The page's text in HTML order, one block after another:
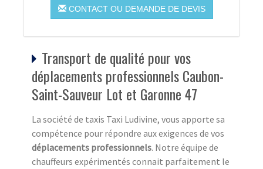
CONTACT OU DEMANDE DE DEVIS
Transport de qualité pour vos
déplacements professionnels Caubon-
Saint-Sauveur Lot et Garonne 47
La société de taxis Taxi Ludivine, vous apporte sa
compétence pour répondre aux exigences de vos
déplacements professionnels. Notre équipe de
chauffeurs expérimentés connait parfaitement le